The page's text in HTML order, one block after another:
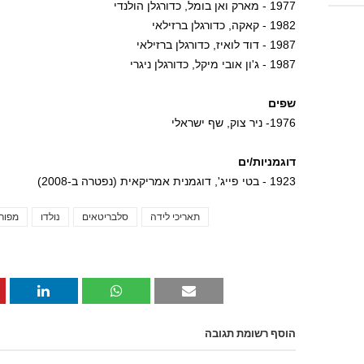
1977 - מארק ואן בומל, כדורגלן הולנדי
1982 - קאקה, כדורגלן ברזילאי
1987 - דוד לואיז, כדורגלן ברזילאי
1987 - ג'ון אובי מיקל, כדורגלן ניגרי
שפים
1976- ניר צוק, שף ישראלי
דוגמניות/ים
1923 - בטי פייג', דוגמנית אמריקאית (נפטרה ב-2008)
נולדו סלבריטאים תאריכי לידה
הוסף רשומת תגובה